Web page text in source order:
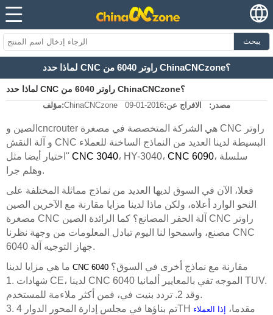
يبحث
لماذا حدد CNC راوتر 6040 من ChinaCNCzone؟
لماذا حدد CNC راوتر 6040 من ChinaCNCzone؟
مؤلف:ChinaCNCzone مصدر: الافراج عن:2016-01-09
الصين وcncrouter هي الشركة المتخصصة في
مصغرة CNC راوتر
و آلة النقش CNC البسيطة لدينا العديد من النماذج الساخنة للعملاء
CNC 3040، HY-3040، CNC 6090، سلسلة
وهلم جرا.
فعلا، الآن في السوق لديها العديد من نماذج مماثلة المختلفة على
النحو الوارد أعلاه، ولكن ماذا لدينا مزايا مقارنة مع الآخرين الصين
مصغرة CNC آلة الحفر المصانع؟ كما الرائدة
الصين CNC راوتر
CNC
6040
جهاز التوجيهآلة.
CNC 6040 مقارنة مع نماذج أخرى في السوق؟
1. شهادات CE، لدينا CNC 6040 الموجه تفي بالمعايير ألمانيا TUV.
وقد 2. تردد بنيت في، فمن أكثر ملاءمة للمستخدم.
3. تم بناؤها في مجلس إدارة المحور الدوار 4TH مقدما، إذا العملاء